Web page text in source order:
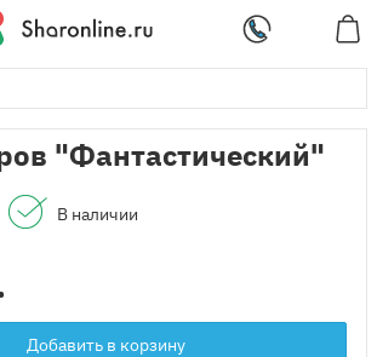
"Фантастический"
В наличии
Добавить в корзину